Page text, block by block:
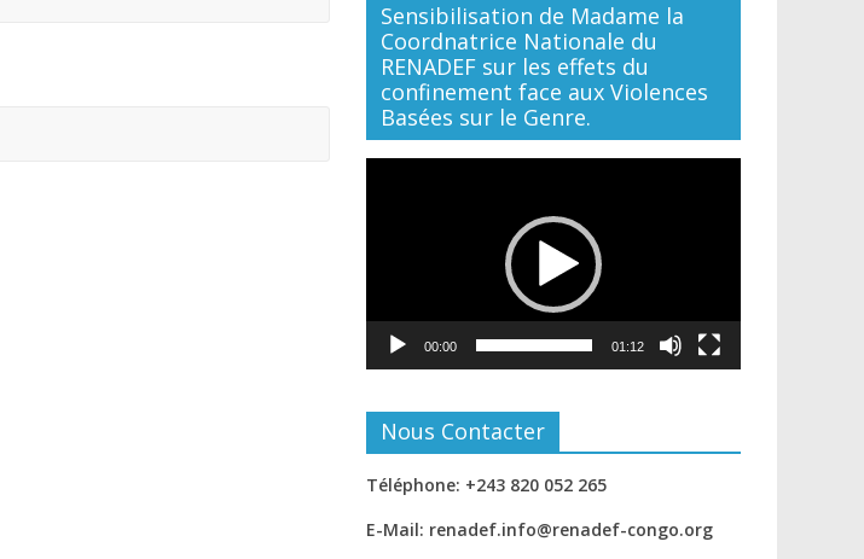
Sensibilisation de Madame la
Coordnatrice Nationale du
RENADEF sur les effets du
confinement face aux Violences
Basées sur le Genre.
00:00 01:12
Nous Contacter
Téléphone: +243 820 052 265
E-Mail: renadef.info@renadef-congo.org